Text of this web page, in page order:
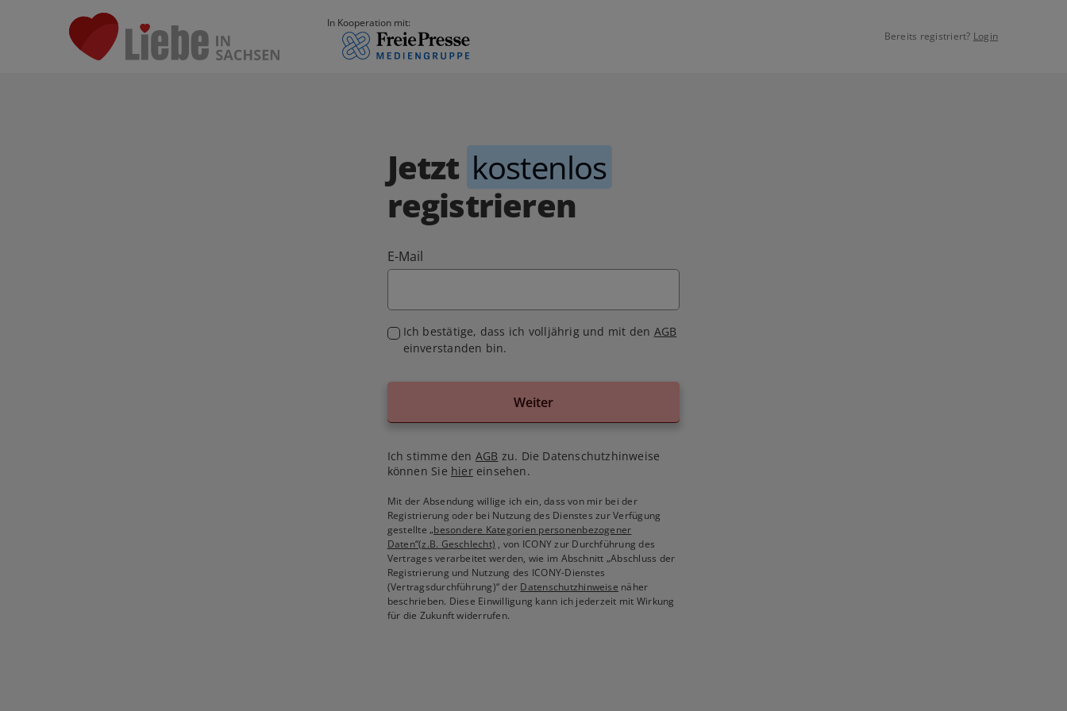
In Kooperation mit:
Bereits registriert? Login
Jetzt kostenlos
registrieren
E-Mail
Ich bestätige, dass ich volljährig und mit den AGB
einverstanden bin.
Weiter
Ich stimme den AGB zu. Die Datenschutzhinweise
können Sie hiereinsehen.
Mit der Absendung willige ich ein, dass von mir bei der
Registrierung oder bei Nutzung des Dienstes zur Verfügung
gestellte„besondere Kategorien personenbezogener
Daten“(z.B. Geschlecht) , von ICONY zur Durchführung des
Vertrages verarbeitet werden, wie im Abschnitt „Abschluss der
Registrierung und Nutzung des ICONY-Dienstes
(Vertragsdurchführung)“ der Datenschutzhinweise näher
beschrieben. Diese Einwilligung kann ich jederzeit mit Wirkung
für die Zukunft widerrufen.